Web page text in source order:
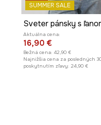
SUMMER SALE
Sveter pánsky s
Aktuálna cena:
16,90 €
Bežná cena: 42,90 €
Najnižšia cena za posledných
poskytnutím zľavy: 24,90 €